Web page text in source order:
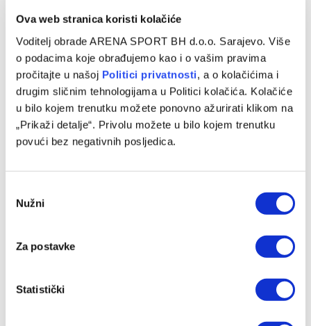
Ova web stranica koristi kolačiće
Voditelj obrade ARENA SPORT BH d.o.o. Sarajevo. Više
o podacima koje obrađujemo kao i o vašim pravima
pročitajte u našoj Politici privatnosti, a o kolačićima i
drugim sličnim tehnologijama u Politici kolačića. Kolačiće
u bilo kojem trenutku možete ponovno ažurirati klikom na
„Prikaži detalje“. Privolu možete u bilo kojem trenutku
povući bez negativnih posljedica.
Selection
Nužni
Za postavke
Statistički
NK Široki Brijeg
FacebookTwitterPinterestLinkedInTumblrWhatsAppEmail
Copy
Velež- Sloga Meridian 3:0
sastave za finale Lige prvaka
SLIČNE OBJAVE